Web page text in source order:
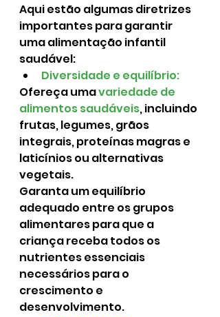
Aqui estão algumas diretrizes
importantes para garantir
uma alimentação infantil
saudável:
Diversidade e equilíbrio:
Ofereça uma variedade de
alimentos saudáveis, incluindo
frutas, legumes, grãos
integrais, proteínas magras e
laticínios ou alternativas
vegetais.
Garanta um equilíbrio
adequado entre os grupos
alimentares para que a
criança receba todos os
nutrientes essenciais
necessários para o
crescimento e
desenvolvimento.